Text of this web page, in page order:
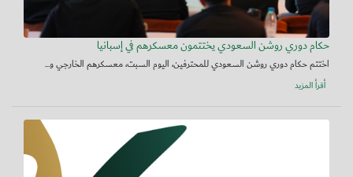
حكام دوري روشن السعودي يختتمون معسكرهم في إسبانيا
اختتم حكام دوري روشن السعودي للمحترفين، اليوم السبت، معسكرهم الخارجي و...
أقرأ المزيد